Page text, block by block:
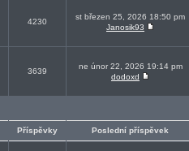
4230
st březen 25, 2026 18:50 pm
Janosik93
3639
ne únor 22, 2026 19:14 pm
dodoxd
Příspěvky Poslední příspěvek